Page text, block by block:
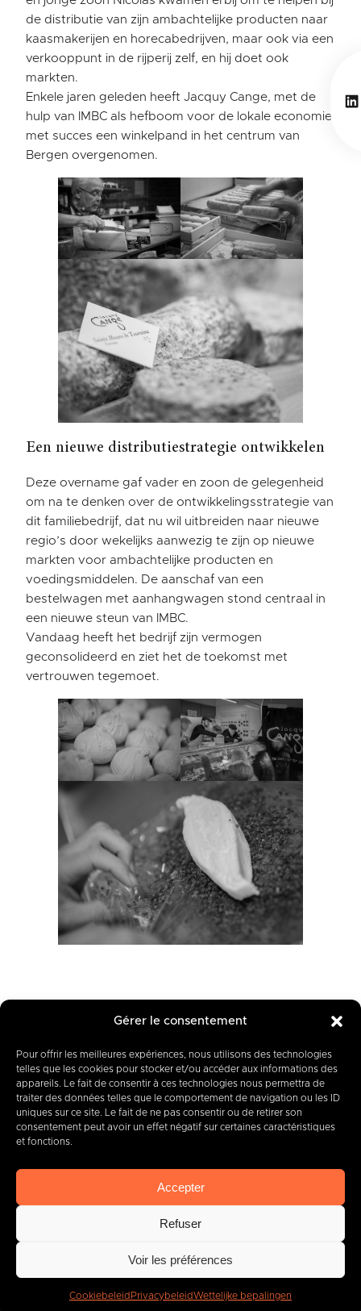
Gérer le consentement
Pour offrir les meilleures expériences, nous utilisons des technologies
telles que les cookies pour stocker et/ou accéder aux informations des
appareils. Le fait de consentir à ces technologies nous permettra de
traiter des données telles que le comportement de navigation ou les ID
uniques sur ce site. Le fait de ne pas consentir ou de retirer son
consentement peut avoir un effet négatif sur certaines caractéristiques
et fonctions.
Accepter
Refuser
Voir les préférences
Cookiebeleid PrivacybeleidWettelijke bepalingen
de distributie van zijn ambachtelijke producten naar
kaasmakerijen en horecabedrijven, maar ook via een
verkooppunt in de rijperij zelf, en hij doet ook
markten.
Enkele jaren geleden heeft Jacquy Cange, met de
hulp van IMBC als hefboom voor de lokale economie,
met succes een winkelpand in het centrum van
Bergen overgenomen.
Een nieuwe distributiestrategie ontwikkelen
Deze overname gaf vader en zoon de gelegenheid
om na te denken over de ontwikkelingsstrategie van
dit familiebedrijf, dat nu wil uitbreiden naar nieuwe
regio’s door wekelijks aanwezig te zijn op nieuwe
markten voor ambachtelijke producten en
voedingsmiddelen. De aanschaf van een
bestelwagen met aanhangwagen stond centraal in
een nieuwe steun van IMBC.
Vandaag heeft het bedrijf zijn vermogen
geconsolideerd en ziet het de toekomst met
vertrouwen tegemoet.
Uw projecten hebben
onze volledige aandacht
Ga ervoor!
Rue des Quatre Fils Aymon, 12-14
7000 BERGEN